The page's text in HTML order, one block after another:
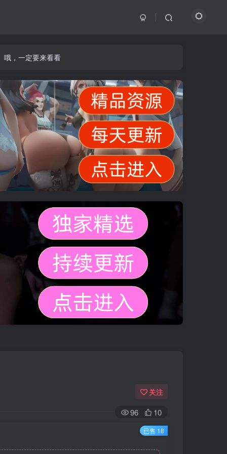
哦，一定要来看看
关注
96 10
已售 18